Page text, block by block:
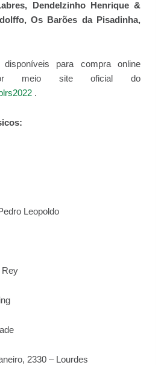
Dendelzinho Henrique &
Os Barões da Pisadinha,
para compra online
por meio site oficial do
.
Leopoldo
Rey
2330 – Lourdes